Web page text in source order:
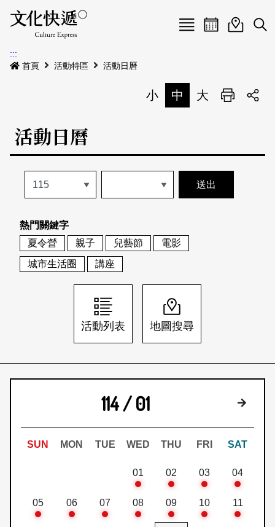
Menu
最新公告
本期專題
歷史專題
活動特區
活動列表
地圖搜尋
關於我們
關於我們
刊物索取地點
會員基本資料
刊登活動
網站導覽 English
日本語 登入/註冊
活動日曆活動地圖
展
:::
首頁
活動特區 活動日曆
小 中 大 列印
活動日曆
熱門關鍵字
夏令營
親子 兒藝節
電影
城市生活圈
講座
活動列表 地圖搜尋
114 / 01 下個月
SUN MON TUE WED THU FRI SAT
01 02 03 04
05 06 07 08 09 10 11